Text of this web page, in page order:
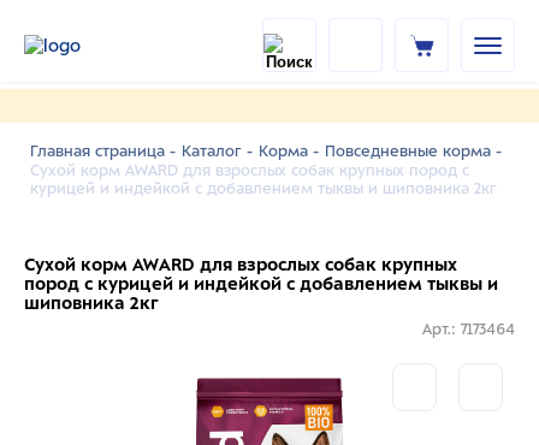
Главная страница - Каталог - Корма - Повседневные корма -
Сухой корм AWARD для взрослых собак крупных пород с
курицей и индейкой с добавлением тыквы и шиповника 2кг
Сухой корм AWARD для взрослых собак крупных
пород с курицей и индейкой с добавлением тыквы и
шиповника 2кг
Арт.: 7173464